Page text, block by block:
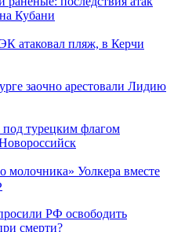
Кубани
атаковал пляж, в Керчи
заочно арестовали Лидию
под турецким флагом
молочника» Уолкера вместе
РФ освободить
смерти?